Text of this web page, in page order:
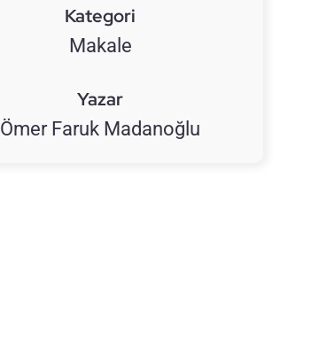
Kategori
Makale
Yazar
Ömer Faruk Madanoğlu